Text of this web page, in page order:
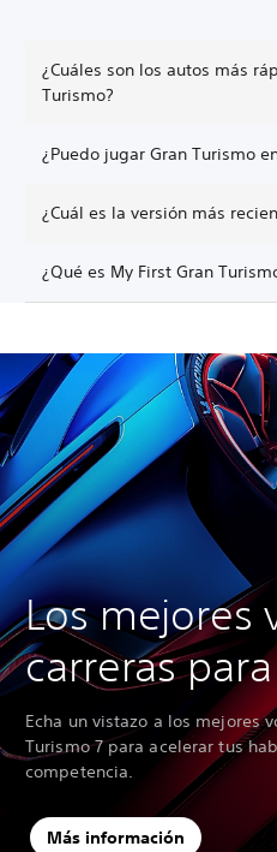
¿Cuáles son los autos más
Turismo?
¿Puedo jugar Gran Turismo
¿Cuál es la versión más
¿Qué es My First Gran
Los mejores
carreras para
Echa un vistazo a los mejores
Turismo 7 para acelerar tus
competencia.
Más información